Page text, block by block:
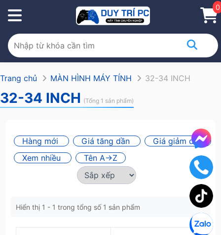
0
Trang chủ MÀN HÌNH MÁY TÍNH 32-34 INCH
32-34 INCH (Tổng 1 sản phẩm)
Hàng mới Giá tăng dần
Giá giảm dần
Xem nhiều
Tên A->Z
Hiển thị 1 - 1 trong tổng số 1 sản phẩm